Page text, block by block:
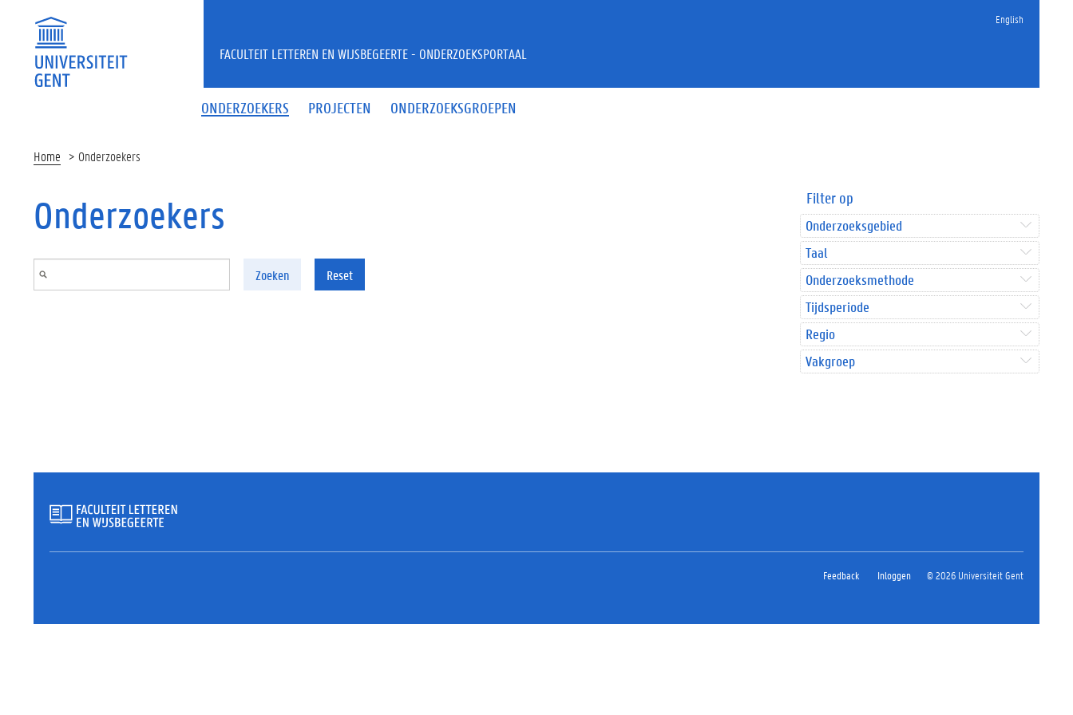
English
ONDERZOEKERS PROJECTEN ONDERZOEKSGROEPEN
FACULTEIT LETTEREN EN WIJSBEGEERTE - ONDERZOEKSPORTAAL
Home Onderzoekers
Onderzoekers
Zoeken Reset
Filter op
Onderzoeksgebied
Taal
Onderzoeksmethode
Tijdsperiode
Regio
Vakgroep
Feedback Inloggen © 2026 Universiteit Gent